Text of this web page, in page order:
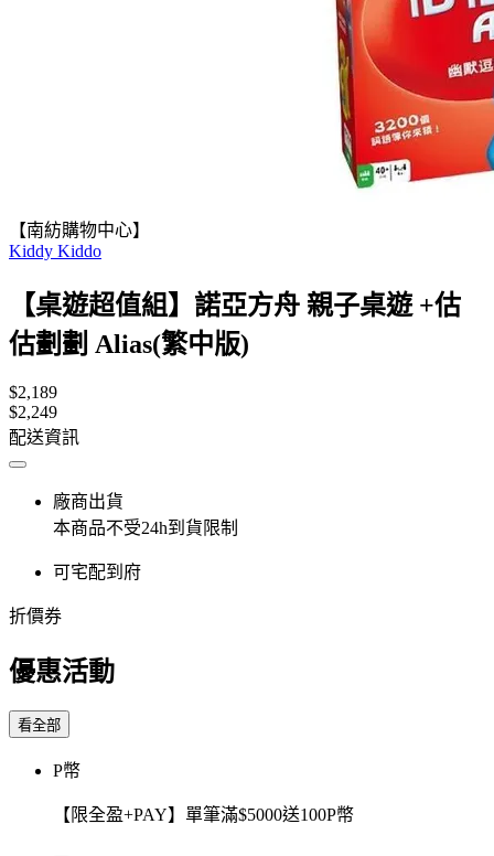
【南紡購物中心】
Kiddy Kiddo
【桌遊超值組】諾亞方舟 親子桌遊 +估
估劃劃 Alias(繁中版)
$2,189
$2,249
配送資訊
廠商出貨
本商品不受24h到貨限制
可宅配到府
折價券
優惠活動
看全部
P幣
【限全盈+PAY】單筆滿$5000送100P幣